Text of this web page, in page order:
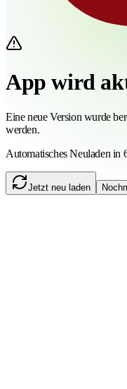
App wird
Eine neue Version wurde
werden.
Automatisches Neuladen in
Jetzt neu laden